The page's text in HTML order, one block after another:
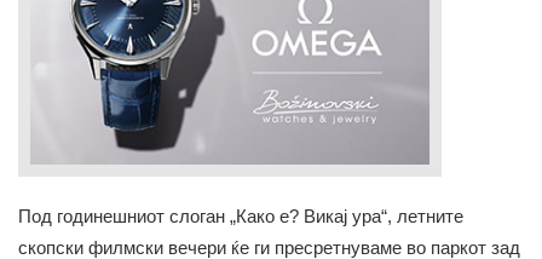
Под годинешниот слоган „Како е? Викај ура“, летните
скопски филмски вечери ќе ги пресретнуваме во паркот зад